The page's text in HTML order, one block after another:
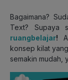
Bagaimana?
Text? Supaya
ruangbelajar!
konsep kilat
semakin mudah,